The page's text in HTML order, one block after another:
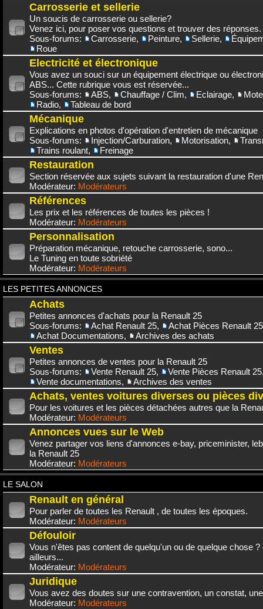
Carrosserie et sellerie
Un soucis de carrosserie ou sellerie?
Venez ici, pour poser vos questions et trouver des réponses.
Sous-forums:
Carrosserie, Peinture, Sellerie,
Roue
Electricité et électronique
Vous avez un souci sur un équipement électrique ou
ABS... Cette rubrique vous est réservée...
Sous-forums:
ABS, Chauffage / Clim, Eclairage,
Radio, Tableau de bord
Mécanique
Explications en photos d'opération d'entretien de mécanique
Sous-forums:
Injection/Carburation, Motorisation,
Trains roulant, Freinage
Restauration
Section réservée aux sujets suivant la restauration d'une
Modérateur: Modérateurs
Références
Les prix et les références de toutes les pièces !
Modérateur: Modérateurs
Personnalisation
Préparation mécanique, retouche carrosserie, sono...
Le Tuning en toute sobriété
Modérateur: Modérateurs
LES PETITES ANNONCES
Achats
Petites annonces d'achats pour la Renault 25
Sous-forums:
Achat Renault 25,
Achat Pièces Renault 25
Achat Documentations, Archives des achats
Ventes
Petites annonces de ventes pour la Renault 25
Sous-forums:
Vente Renault 25, Vente Pièces Renault 25
Vente documentations, Archives des ventes
Achats, ventes voitures diverses ou pièces
Pour les voitures et les pièces détachées autres que la
Modérateur: Modérateurs
Annonces vues sur le Web
Venez partager vos liens d'annonces e-bay, priceminister,
la Renault 25
Modérateur: Modérateurs
LE SALON
Renault en général
Pour parler de toutes les Renault , de toutes les époques.
Modérateur: Modérateurs
Défouloir
Vous n'êtes pas content de quelqu'un ou de quelque chose
ailleurs...
Modérateur: Modérateurs
Juridique
Vous avez des doutes sur une contravention, un constat,
Modérateur: Modérateurs